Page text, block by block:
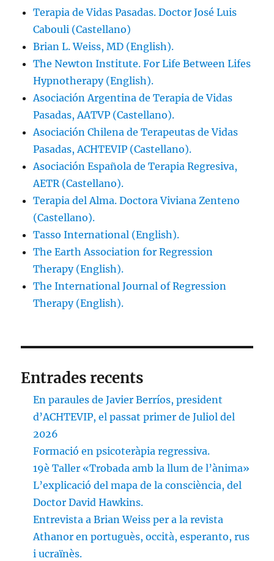
Terapia de Vidas Pasadas. Doctor José Luis
Cabouli (Castellano)
Brian L. Weiss, MD (English).
The Newton Institute. For Life Between Lifes
Hypnotherapy (English).
Asociación Argentina de Terapia de Vidas
Pasadas, AATVP (Castellano).
Asociación Chilena de Terapeutas de Vidas
Pasadas, ACHTEVIP (Castellano).
Asociación Española de Terapia Regresiva,
AETR (Castellano).
Terapia del Alma. Doctora Viviana Zenteno
(Castellano).
Tasso International (English).
The Earth Association for Regression
Therapy (English).
The International Journal of Regression
Therapy (English).
Entrades recents
En paraules de Javier Berríos, president
d’ACHTEVIP, el passat primer de Juliol del
2026
Formació en psicoteràpia regressiva.
19è Taller «Trobada amb la llum de l’ànima»
L’explicació del mapa de la consciència, del
Doctor David Hawkins.
Entrevista a Brian Weiss per a la revista
Athanor en portuguès, occità, esperanto, rus
i ucraïnès.